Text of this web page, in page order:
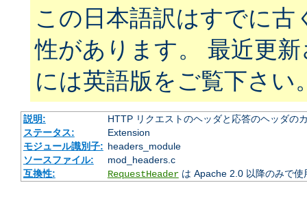
この日本語訳はすでに古
性があります。 最近更
には英語版をご覧下さい
説明:
HTTP リクエストのヘッダと応答のヘッダの
ステータス:
Extension
モジュール識別子: headers_module
ソースファイル:
mod_headers.c
互換性:
RequestHeaderは Apache 2.0 以降のみで使